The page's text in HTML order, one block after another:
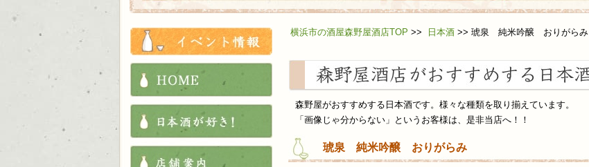
お知らせ
これから日本酒を好きになる方へ
店舗案内
横浜市の酒屋森野屋酒店TOP >> 日本酒 >> 琥泉 純米吟醸 おりがらみ
森野屋がおすすめする日本酒です。様々な種類を取り揃えています。
「画像じゃ分からない」というお客様は、是非当店へ！！
琥泉 純米吟醸 おりがらみ